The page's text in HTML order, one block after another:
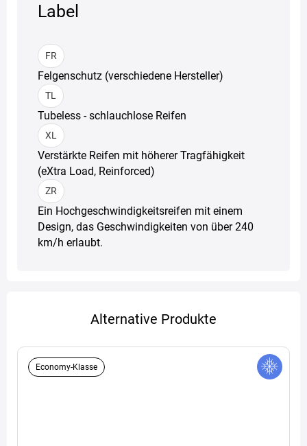
Label
FR
Felgenschutz (verschiedene Hersteller)
TL
Tubeless - schlauchlose Reifen
XL
Verstärkte Reifen mit höherer Tragfähigkeit
(eXtra Load, Reinforced)
ZR
Ein Hochgeschwindigkeitsreifen mit einem
Design, das Geschwindigkeiten von über 240
km/h erlaubt.
Alternative Produkte
Economy-Klasse